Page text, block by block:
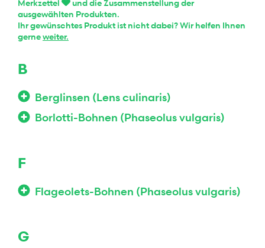
Merkzettel
und die Zusammenstellung der
ausgewählten Produkten.
Ihr gewünschtes Produkt ist nicht dabei? Wir helfen Ihnen
gerneweiter.
B
Berglinsen (Lens culinaris)
Borlotti-Bohnen (Phaseolus vulgaris)
F
Flageolets-Bohnen (Phaseolus vulgaris)
G